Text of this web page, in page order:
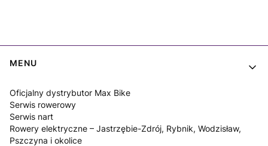
Linki w stopce
MENU
Oficjalny dystrybutor Max Bike
Serwis rowerowy
Serwis nart
Rowery elektryczne – Jastrzębie-Zdrój, Rybnik, Wodzisław,
Pszczyna i okolice